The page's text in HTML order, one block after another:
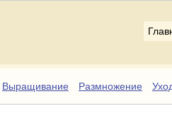
Выращивание Размножение